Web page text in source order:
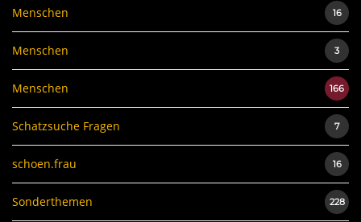
Menschen 16
Menschen 3
Menschen 166
Schatzsuche Fragen 7
schoen.frau 16
Sonderthemen 228